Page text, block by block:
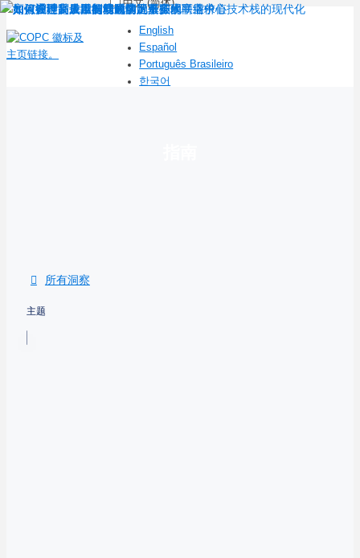
中文 (简体)
English
Español
Português Brasileiro
한국어
所有洞察
主题